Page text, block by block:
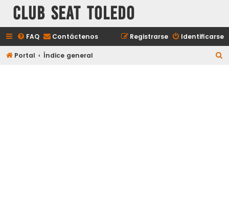
Club Seat Toledo
FAQ Contáctenos Identificarse
Registrarse
Portal Índice general